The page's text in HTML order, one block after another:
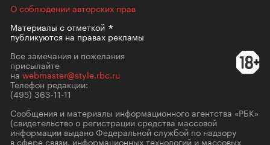
О соблюдении авторских прав
Материалы сотметкой
публикуются на правах рекламы
Все замечания и пожелания
присылайте
на webmaster@style.rbc.ru
Телефон редакции:
(495) 363-11-11
Сообщения и материалы информационного агентства «РБК»
(свидетельство о регистрации средства массовой
информации выдано Федеральной службой по надзору
в сфере связи, информационных технологий и массовых